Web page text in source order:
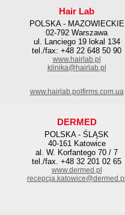
Hair Lab
POLSKA - MAZOWIECKIE
02-792 Warszawa
ul. Lanciego 19 lokal 134
tel./fax: +48 22 648 50 90
www.hairlab.pl
klinika@hairlab.pl
www.hairlab.polfirms.com.ua
DERMED
POLSKA - ŚLĄSK
40-161 Katowice
al. W. Korfantego 70 / 7
tel./fax. +48 32 201 02 65
www.dermed.pl
recepcja.katowice@dermed.pl